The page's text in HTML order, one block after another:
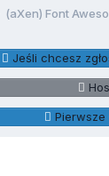
(aXen) Font
Jeśli chcesz
Pierwsze